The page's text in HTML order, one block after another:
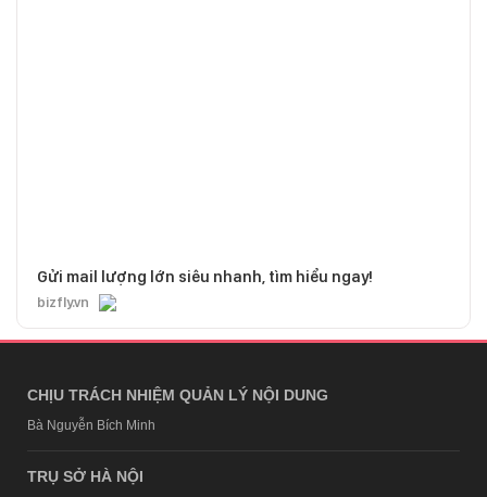
Gửi mail lượng lớn siêu nhanh, tìm hiểu ngay!
bizfly.vn
CHỊU TRÁCH NHIỆM QUẢN LÝ NỘI DUNG
Bà Nguyễn Bích Minh
TRỤ SỞ HÀ NỘI